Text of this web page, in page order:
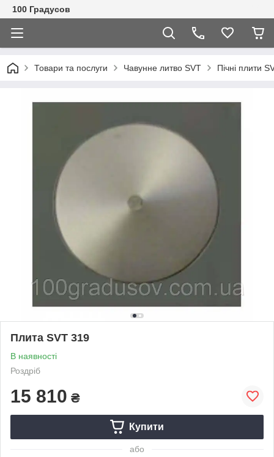
100 Градусов
Товари та послуги Чавунне литво SVT Пічні плити
Плита SVT 319
В наявності
Роздріб
15 810 ₴
Купити
або